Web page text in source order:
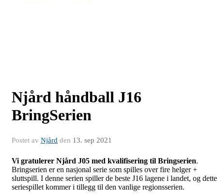
Njård håndball J16
BringSerien
Postet av Njård den 13. sep 2021
Vi gratulerer Njård J05 med kvalifisering til Bringserien.
Bringserien er en nasjonal serie som spilles over fire helger +
sluttspill. I denne serien spiller de beste J16 lagene i landet, og dette
seriespillet kommer i tillegg til den vanlige regionsserien.